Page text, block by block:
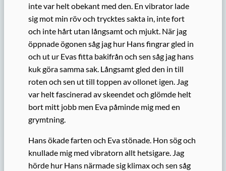
inte var helt obekant med den. En vibrator lade
sig mot min röv och trycktes sakta in, inte fort
och inte hårt utan långsamt och mjukt. När jag
öppnade ögonen såg jag hur Hans fingrar gled in
och ut ur Evas fitta bakifrån och sen såg jag hans
kuk göra samma sak. Långsamt gled den in till
roten och sen ut till toppen av ollonet igen. Jag
var helt fascinerad av skeendet och glömde helt
bort mitt jobb men Eva påminde mig med en
grymtning.
Hans ökade farten och Eva stönade. Hon sög och
knullade mig med vibratorn allt hetsigare. Jag
hörde hur Hans närmade sig klimax och sen såg